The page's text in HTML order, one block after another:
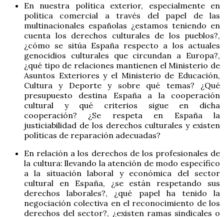
En nuestra política exterior, especialmente en
política comercial a través del papel de las
multinacionales españolas ¿estamos teniendo en
cuenta los derechos culturales de los pueblos?,
¿cómo se sitúa España respecto a los actuales
genocidios culturales que circundan a Europa?,
¿qué tipo de relaciones mantienen el Ministerio de
Asuntos Exteriores y el Ministerio de Educación,
Cultura y Deporte y sobre qué temas? ¿Qué
presupuesto destina España a la cooperación
cultural y qué criterios sigue en dicha
cooperación? ¿Se respeta en España la
justiciabilidad de los derechos culturales y existen
políticas de reparación adecuadas?
En relación a los derechos de los profesionales de
la cultura: llevando la atención de modo específico
a la situación laboral y económica del sector
cultural en España, ¿se están respetando sus
derechos laborales?, ¿qué papel ha tenido la
negociación colectiva en el reconocimiento de los
derechos del sector?, ¿existen ramas sindicales o